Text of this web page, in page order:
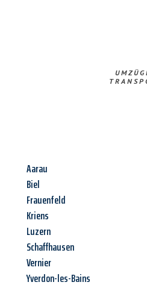
Aarau
Biel
Frauenfeld
Kriens
Luzern
Schaffhausen
Vernier
Yverdon-les-Bains